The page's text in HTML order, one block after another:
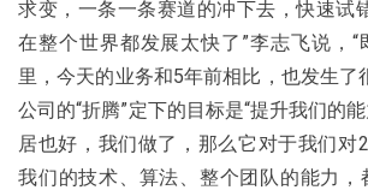
求变，一条一条赛道的冲下去，快速试
在整个世界都发展太快了”李志飞说，“
里，今天的业务和5年前相比，也发生了
公司的“折腾”定下的目标是“提升我们的
居也好，我们做了，那么它对于我们对
我们的技术、算法、整个团队的能力，